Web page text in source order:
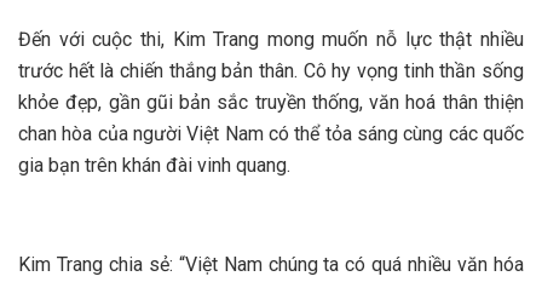
Đến với cuộc thi, Kim Trang mong muốn nỗ lực thật nhiều
trước hết là chiến thắng bản thân. Cô hy vọng tinh thần sống
khỏe đẹp, gần gũi bản sắc truyền thống, văn hoá thân thiện
chan hòa của người Việt Nam có thể tỏa sáng cùng các quốc
gia bạn trên khán đài vinh quang.
Kim Trang chia sẻ: “Việt Nam chúng ta có quá nhiều văn hóa